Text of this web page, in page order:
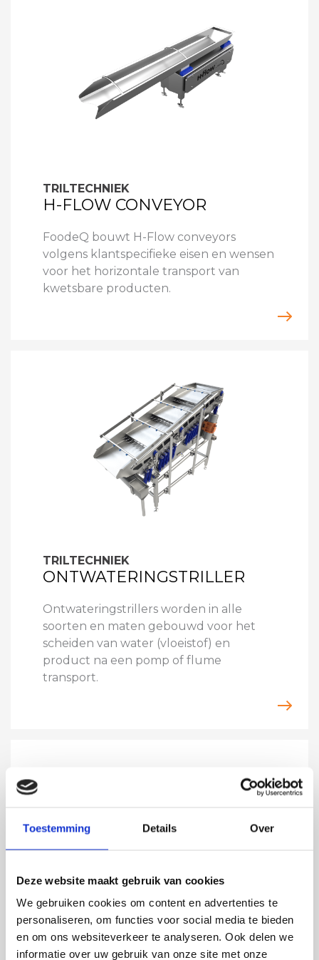
Toestemming Details Over
Deze website maakt gebruik van cookies
We gebruiken cookies om content en advertenties te
personaliseren, om functies voor social media te bieden
en om ons websiteverkeer te analyseren. Ook delen we
informatie over uw gebruik van onze site met onze
TRILTECHNIEK
H-FLOW CONVEYOR
FoodeQ bouwt H-Flow conveyors
volgens klantspecifieke eisen en wensen
voor het horizontale transport van
kwetsbare producten.
TRILTECHNIEK
ONTWATERINGSTRILLER
Ontwateringstrillers worden in alle
soorten en maten gebouwd voor het
scheiden van water (vloeistof) en
product na een pomp of flume
transport.
TRILTECHNIEK